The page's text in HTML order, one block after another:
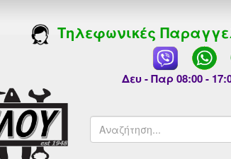
Τηλεφωνικές
Δευ - Παρ 08:00 -